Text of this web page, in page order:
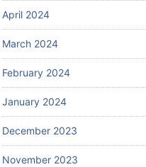
April 2024
March 2024
February 2024
January 2024
December 2023
November 2023